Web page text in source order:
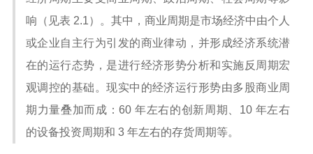
响（见表 2.1）。其中，商业周期是市场经济中由个人
或企业自主行为引发的商业律动，并形成经济系统潜
在的运行态势，是进行经济形势分析和实施反周期宏
观调控的基础。现实中的经济运行形势由多股商业周
期力量叠加而成：60 年左右的创新周期、10 年左右
的设备投资周期和 3 年左右的存货周期等。